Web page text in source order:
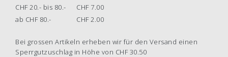
CHF 20.- bis 80.-
CHF 7.00
ab CHF 80.-
CHF 2.00
Bei grossen Artikeln erheben wir für den Versand einen
Sperrgutzuschlag in Höhe von CHF 30.50